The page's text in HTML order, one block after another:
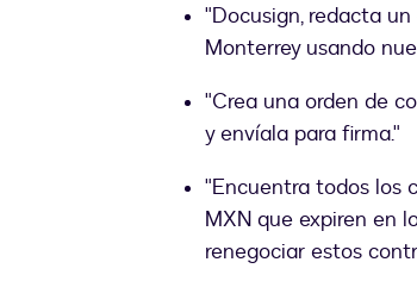
"Docusign, redacta
Monterrey usando
"Crea una orden de
y envíala para firma."
"Encuentra todos los
MXN que expiren en
renegociar estos